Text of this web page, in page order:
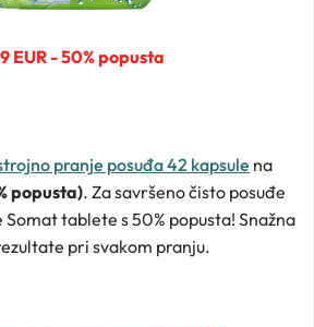
EUR - 50% popusta
pranje posuđa 42 kapsule na
popusta). Za savršeno čisto posuđe
tablete s 50% popusta! Snažna
pri svakom pranju.